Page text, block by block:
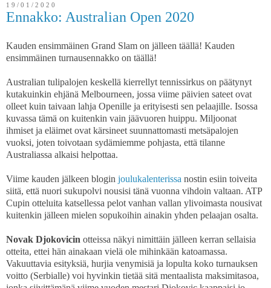
19/01/2020
Ennakko: Australian Open 2020
Kauden ensimmäinen Grand Slam on jälleen täällä! Kauden
ensimmäinen turnausennakko on täällä!
Australian tulipalojen keskellä kierrellyt tennissirkus on päätynyt
kutakuinkin ehjänä Melbourneen, jossa viime päivien sateet ovat
olleet kuin taivaan lahja Openille ja erityisesti sen pelaajille. Isossa
kuvassa tämä on kuitenkin vain jäävuoren huippu. Miljoonat
ihmiset ja eläimet ovat kärsineet suunnattomasti metsäpalojen
vuoksi, joten toivotaan sydämiemme pohjasta, että tilanne
Australiassa alkaisi helpottaa.
Viime kauden jälkeen blogin joulukalenterissa nostin esiin toiveita
siitä, että nuori sukupolvi nousisi tänä vuonna vihdoin valtaan. ATP
Cupin otteluita katsellessa pelot vanhan vallan ylivoimasta nousivat
kuitenkin jälleen mielen sopukoihin ainakin yhden pelaajan osalta.
Novak Djokovicin otteissa näkyi nimittäin jälleen kerran sellaisia
otteita, ettei hän ainakaan vielä ole mihinkään katoamassa.
Vakuuttavia esityksiä, hurjia venymisiä ja lopulta koko turnauksen
voitto (Serbialle) voi hyvinkin tietää sitä mentaalista maksimitasoa,